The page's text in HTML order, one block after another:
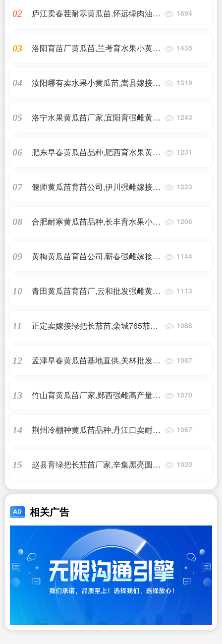
02
庐江卖春茬耐寒黄瓜苗,怀远绿肉油亮
1694
03
洛阳育苗厂黄瓜苗,兰考育水果小黄瓜
1435
04
汝阳哪有卖水果小黄瓜苗,嵩县嫁接黄
1319
05
洛宁水果黄瓜苗厂家,宜阳育强雌黄瓜
1243
06
肥东早春黄瓜苗品种,肥西育水果黄瓜
1231
07
偃师黄瓜苗育苗公司,伊川强雌嫁接黄
1223
08
合肥耐寒黄瓜苗品种,长丰育水果小黄
1206
09
黄梅黄瓜苗育苗公司,蕲春强雌嫁接黄
1144
10
青田黄瓜苗育苗厂,云和批发强雌黄瓜
1113
11
正定卖嫁接绿把长茄苗,栾城765茄子
1088
12
孟津早春黄瓜苗基地直供,关林批发黄
1087
13
竹山育黄瓜苗厂家,郧西强雌高产量黄
1070
14
荆州冷棚种黄瓜苗品种,丹江口卖耐寒
1067
15
赵县育绿把长茄苗厂家,辛集黑亮圆茄
1020
相关广告